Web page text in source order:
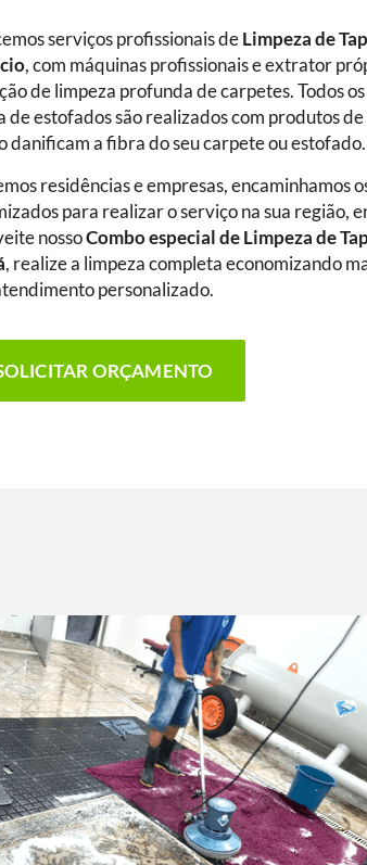
serviços profissionais deLimpeza de
, com máquinas profissionais e extrator
de limpeza profunda de carpetes. Todos
de estofados são realizados com produtos
danificam a fibra do seu carpete ou estofado.
residências e empresas, encaminhamos
para realizar o serviço na sua região,
nossoCombo especial de Limpeza de
, realize a limpeza completa economizando
personalizado.
ORÇAMENTO